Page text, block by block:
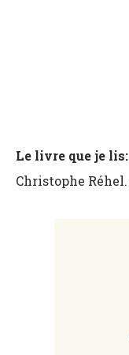
Le livre que je lis:
Christophe